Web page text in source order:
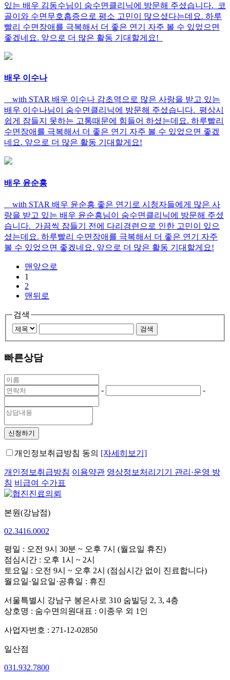
있는 배우 김동수님이 숨수면클리닉에 방문해 주셨습니다. 코
골이와 수면무호흡증으로 평소 고민이 많으셨다는데요. 하루
빨리 수면장애를 극복해서 더 좋은 연기 자주 볼 수 있었으면
좋겠네요. 앞으로 더 많은 활동 기대할게요!
배우 이수나
with STAR 배우 이수나 감초역으로 많은 사랑을 받고 있는
배우 이수나님이 숨수면클리닉에 방문해 주셨습니다. 평상시
쉽게 잠들지 못하는 고통때문에 힘들어 하셨는데요. 하루빨리
수면장애를 극복해서 더 좋은 연기 자주 볼 수 있었으면 좋겠
네요. 앞으로 더 많은 활동 기대할게요!
배우 윤순홍
with STAR 배우 윤순흥 좋은 연기로 시청자들에게 많은 사
랑을 받고 있는 배우 윤순흥님이 숨수면클리닉에 방문해 주셨
습니다. 가끔씩 잠들기 전에 다리경련으로 인한 고민이 있으
셨는데요. 하루빨리 수면장애를 극복해서 더 좋은 연기 자주
볼 수 있었으면 좋겠네요. 앞으로 더 많은 활동 기대할게요!
맨앞으로
1
2
맨뒤로
검색
빠른상담
- -
신청하기
개인정보취급방침 동의 [자세히보기]
개인정보취급방침 이용약관 영상정보처리기기 관리·운영 방
침 비급여 수가표
본원(강남점)
02.3416.0002
평일 : 오전 9시 30분 ~ 오후 7시 (월요일 휴진)
점심시간 : 오후 1시 ~ 2시
토요일 : 오전 9시 ~ 오후 2시 (점심시간 없이 진료합니다)
월요일·일요일·공휴일 : 휴진
서울특별시 강남구 봉은사로 310 숨빌딩 2, 3, 4층
상호명 : 숨수면의원대표 : 이종우 외 1인
사업자번호 : 271-12-02850
일산점
031.932.7800